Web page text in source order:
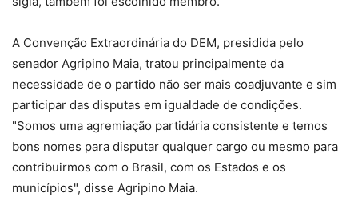
A Convenção Extraordinária do DEM, presidida pelo
senador Agripino Maia, tratou principalmente da
necessidade de o partido não ser mais coadjuvante e sim
participar das disputas em igualdade de condições.
"Somos uma agremiação partidária consistente e temos
bons nomes para disputar qualquer cargo ou mesmo para
contribuirmos com o Brasil, com os Estados e os
municípios", disse Agripino Maia.